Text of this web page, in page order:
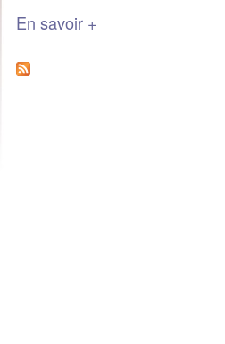
En savoir +